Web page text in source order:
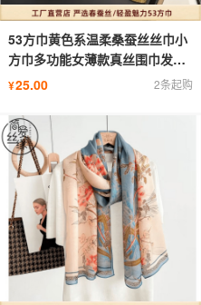
53方巾黄色系温柔桑蚕丝丝巾小
方巾多功能女薄款真丝围巾发带
领巾
¥25.00 2条起购